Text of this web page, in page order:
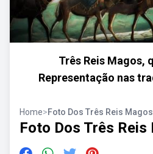
Três Reis Magos,
Representação nas
Home>Foto Dos Três Reis Magos
Foto Dos Três Reis